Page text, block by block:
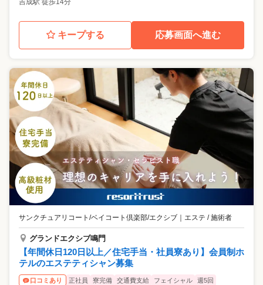
吉成駅 徒歩14分
キープする 応募画面へ進む
サンクチュアリコート/ベイコート倶楽部/エクシブ エステ / 施術者
グランドエクシブ鳴門
【年間休日120日以上／住宅手当・社員寮あり】会員制ホ
テルのエステティシャン募集
口コミあり 正社員 寮完備 交通費支給 フェイシャル
週5回